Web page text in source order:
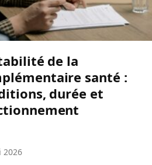
de la
santé :
durée et
2026